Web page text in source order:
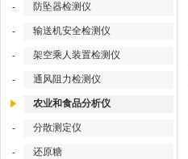
- 防坠器检测仪
- 输送机安全检测仪
- 架空乘人装置检测仪
- 通风阻力检测仪
农业和食品分析仪
- 分散测定仪
- 还原糖